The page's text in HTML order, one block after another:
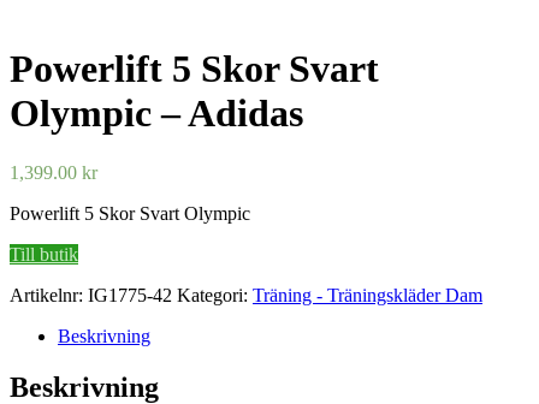
Powerlift 5 Skor Svart
Olympic – Adidas
1,399.00 kr
Powerlift 5 Skor Svart Olympic
Till butik
Artikelnr: IG1775-42 Kategori: Träning - Träningskläder Dam
Beskrivning
Beskrivning